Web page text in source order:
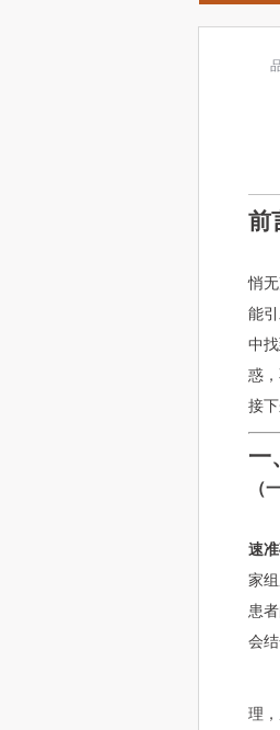
前
悄
能
中
惑
接
一
（
速
家
患
会
理